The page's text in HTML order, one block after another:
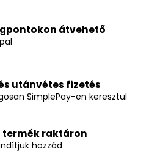
átvehető
utánvétes fizetés
SimplePay-en keresztül
termék raktáron
hozzád